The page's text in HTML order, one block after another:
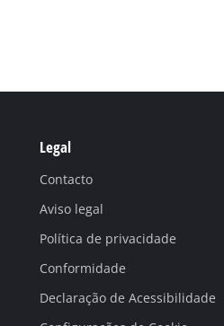
Legal
Contacto
Aviso legal
Política de privacidade
Conformidade
Declaração de Acessibilidade